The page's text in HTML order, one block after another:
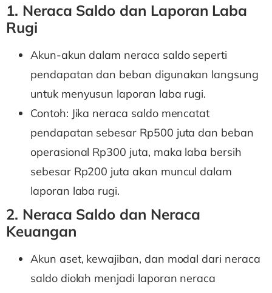
1. Neraca Saldo dan Laporan Laba
Rugi
Akun-akun dalam neraca saldo seperti
pendapatan dan beban digunakan langsung
untuk menyusun laporan laba rugi.
Contoh: Jika neraca saldo mencatat
pendapatan sebesar Rp500 juta dan beban
operasional Rp300 juta, maka laba bersih
sebesar Rp200 juta akan muncul dalam
laporan laba rugi.
2. Neraca Saldo dan Neraca
Keuangan
Akun aset, kewajiban, dan modal dari neraca
saldo diolah menjadi laporan neraca